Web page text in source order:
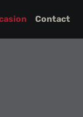
Contact